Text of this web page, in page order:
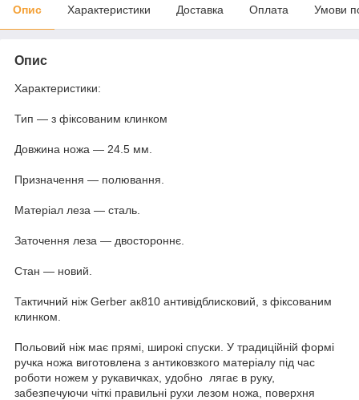
Опис Характеристики Доставка Оплата Умови
Опис
Характеристики:
Тип — з фіксованим клинком
Довжина ножа — 24.5 мм.
Призначення — полювання.
Матеріал леза — сталь.
Заточення леза — двостороннє.
Стан — новий.
Тактичний ніж Gerber ак810 антивідблисковий, з фіксованим
клинком.
Польовий ніж має прямі, широкі спуски. У традиційній формі
ручка ножа виготовлена з антиковзкого матеріалу під час
роботи ножем у рукавичках, удобно лягає в руку,
забезпечуючи чіткі правильні рухи лезом ножа, поверхня